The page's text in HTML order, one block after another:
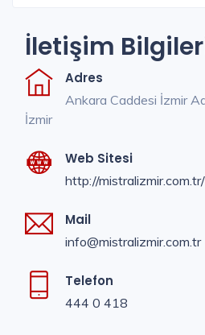
İletişim
Adres
Ankara Caddesi İzmir
İzmir
Web Sitesi
http://mistralizmir.com.tr/
Mail
info@mistralizmir.com.tr
Telefon
444 0 418